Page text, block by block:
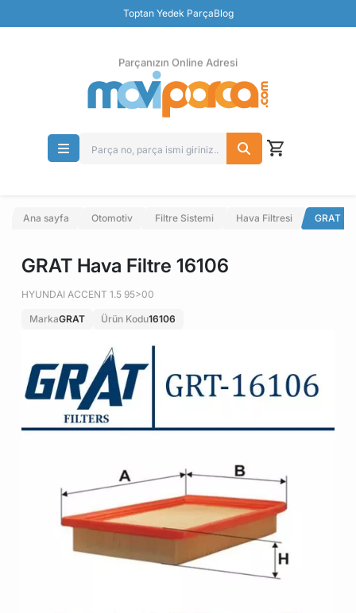
Toptan Yedek ParçaBlog
Ücretsiz İade
Parçanızın Online Adresi
Ana sayfa Otomotiv Filtre Sistemi Hava Filtresi GRAT
GRAT Hava Filtre 16106
HYUNDAI ACCENT 1.5 95>00
MarkaGRAT Ürün Kodu16106